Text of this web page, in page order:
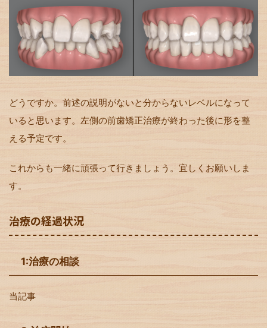
どうですか。前述の説明がないと分からないレベルになって
いると思います。左側の前歯矯正治療が終わった後に形を整
える予定です。
これからも一緒に頑張って行きましょう。宜しくお願いしま
す。
治療の経過状況
1:治療の相談
当記事